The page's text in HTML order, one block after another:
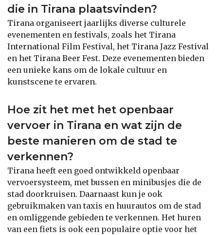
die in Tirana plaatsvinden?
Tirana organiseert jaarlijks diverse culturele
evenementen en festivals, zoals het Tirana
International Film Festival, het Tirana Jazz Festival
en het Tirana Beer Fest. Deze evenementen bieden
een unieke kans om de lokale cultuur en
kunstscene te ervaren.
Hoe zit het met het openbaar
vervoer in Tirana en wat zijn de
beste manieren om de stad te
verkennen?
Tirana heeft een goed ontwikkeld openbaar
vervoersysteem, met bussen en minibusjes die de
stad doorkruisen. Daarnaast kun je ook
gebruikmaken van taxis en huurautos om de stad
en omliggende gebieden te verkennen. Het huren
van een fiets is ook een populaire optie voor het